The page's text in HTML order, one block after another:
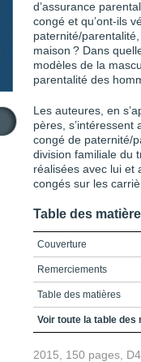
d’assurance
congé et qu’ont-ils
paternité/
maison ? Dans
modèles de la
parentalité des
Les auteures, en
pères,
congé de paternité/­
division familiale du
réalisées avec lui et
congés sur les
Table des
Couverture
Remerciements
Table des matières
Introduction - Des
Voir toute la table des
2015, 150 pages,